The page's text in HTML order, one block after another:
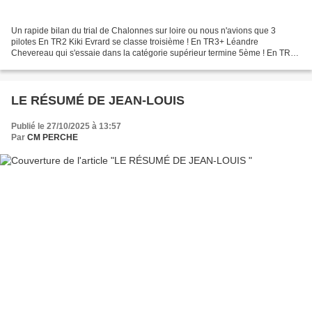
Un rapide bilan du trial de Chalonnes sur loire ou nous n'avions que 3
pilotes En TR2 Kiki Evrard se classe troisième ! En TR3+ Léandre
Chevereau qui s'essaie dans la catégorie supérieur termine 5ème ! En TR4+
LE RÉSUMÉ DE JEAN-LOUIS
Publié le 27/10/2025 à 13:57
Par CM PERCHE